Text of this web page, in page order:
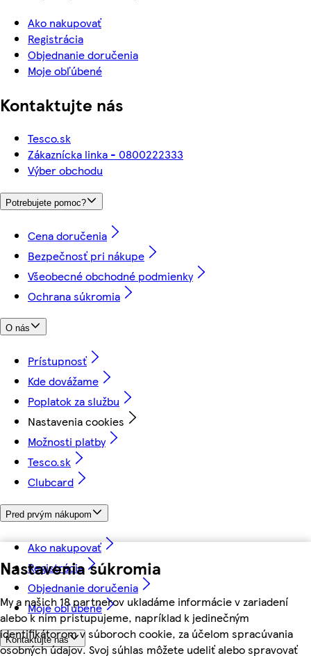
Nastavenia súkromia
My a našich 18 partnerov ukladáme informácie v zariadení
alebo k nim pristupujeme, napríklad k jedinečným
identifikátorom v súboroch cookie, za účelom spracúvania
osobných údajov. Svoj súhlas môžete udeliť alebo spravovať
Ako nakupovať
Registrácia
Objednanie doručenia
Moje obľúbené
Kontaktujte nás
Tesco.sk
Zákaznícka linka - 0800222333
Výber obchodu
Potrebujete pomoc?
Cena doručenia
Bezpečnosť pri nákupe
Všeobecné obchodné podmienky
Ochrana súkromia
O nás
Prístupnosť
Kde dovážame
Poplatok za službu
Nastavenia cookies
Možnosti platby
Tesco.sk
Clubcard
Pred prvým nákupom
Ako nakupovať
Registrácia
Objednanie doručenia
Moje obľúbené
Kontaktujte nás